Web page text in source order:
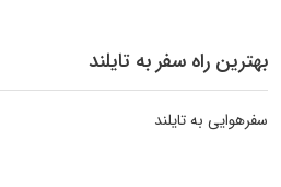
بهترین راه سفر به تایلند
سفرهوایی به تایلند